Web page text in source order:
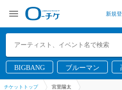
新規
BIGBANG ブルーマン
チケットトップ 宮里陽太